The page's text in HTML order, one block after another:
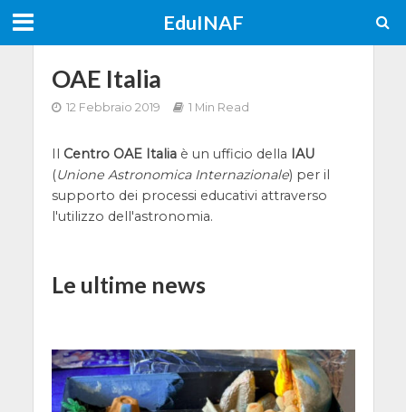
EduINAF
OAE Italia
12 Febbraio 2019 1 Min Read
Il Centro OAE Italiaè un ufficio della IAU
(Unione Astronomica Internazionale) per il
supporto dei processi educativi attraverso
l'utilizzo dell'astronomia.
Le ultime news